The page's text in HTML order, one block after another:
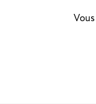
Collège